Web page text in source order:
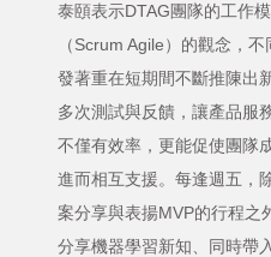
泰頤表示DTAG團隊的工作
（Scrum Agile）的觀念，
發著重在短期間不斷推陳出
多次測試與反饋，讓產品服
不僅有效率，更能促使團隊
進而相互支援。每逢週五，
案分享與表揚MVP的行程之
分享機器學習新知、同時帶